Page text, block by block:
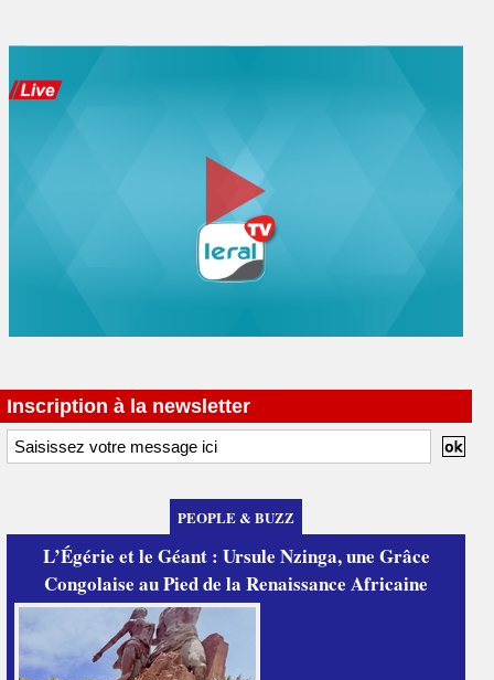
Inscription à la newsletter
PEOPLE & BUZZ
L’Égérie et le Géant : Ursule Nzinga, une Grâce
Congolaise au Pied de la Renaissance Africaine